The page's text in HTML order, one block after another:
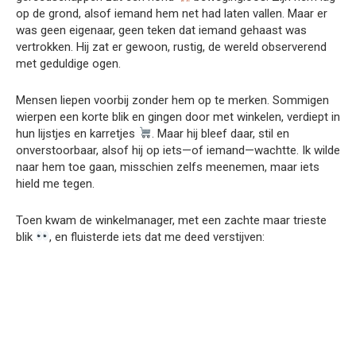
op de grond, alsof iemand hem net had laten vallen. Maar er
was geen eigenaar, geen teken dat iemand gehaast was
vertrokken. Hij zat er gewoon, rustig, de wereld observerend
met geduldige ogen.
Mensen liepen voorbij zonder hem op te merken. Sommigen
wierpen een korte blik en gingen door met winkelen, verdiept in
hun lijstjes en karretjes
. Maar hij bleef daar, stil en
onverstoorbaar, alsof hij op iets—of iemand—wachtte. Ik wilde
naar hem toe gaan, misschien zelfs meenemen, maar iets
hield me tegen.
Toen kwam de winkelmanager, met een zachte maar trieste
blik
, en fluisterde iets dat me deed verstijven: